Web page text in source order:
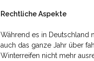
Rechtliche Aspekte
Während es in Deutschland
auch das ganze Jahr über
Winterreifen nicht mehr